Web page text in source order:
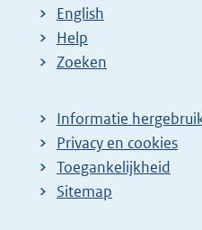
English
Help
Zoeken
Informatie
Privacy en cookies
Toegankelijkheid
Sitemap